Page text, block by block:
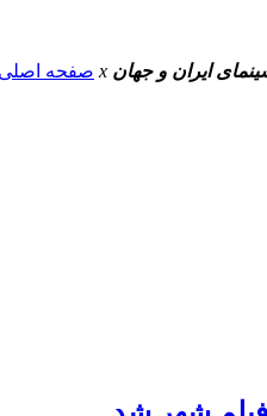
ایران و جهان x صفحه اصلی